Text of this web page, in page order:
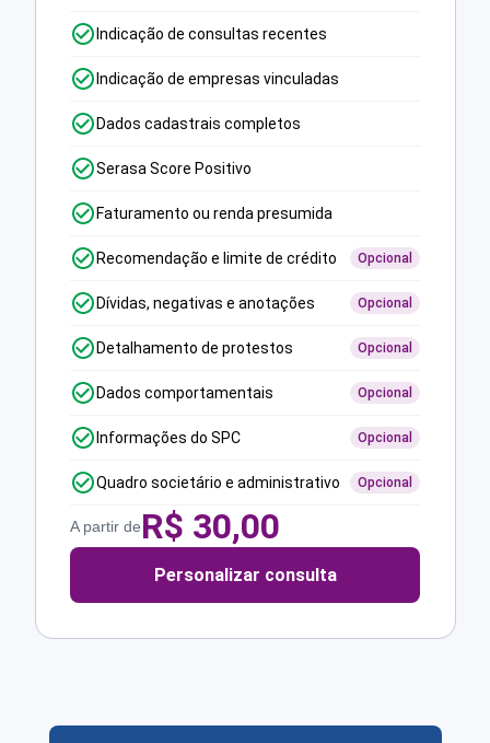
Indicação de consultas recentes
Indicação de empresas vinculadas
Dados cadastrais completos
Serasa Score Positivo
Faturamento ou renda presumida
Recomendação e limite de crédito Opcional
Dívidas, negativas e anotações Opcional
Detalhamento de protestos Opcional
Dados comportamentais Opcional
Informações do SPC Opcional
Quadro societário e administrativo Opcional
A partir deR$ 30,00
Personalizar consulta